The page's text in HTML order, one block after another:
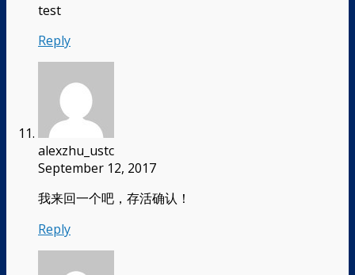
test
Reply
alexzhu_ustc
September 12, 2017
我来回一个吧，存活确认！
Reply